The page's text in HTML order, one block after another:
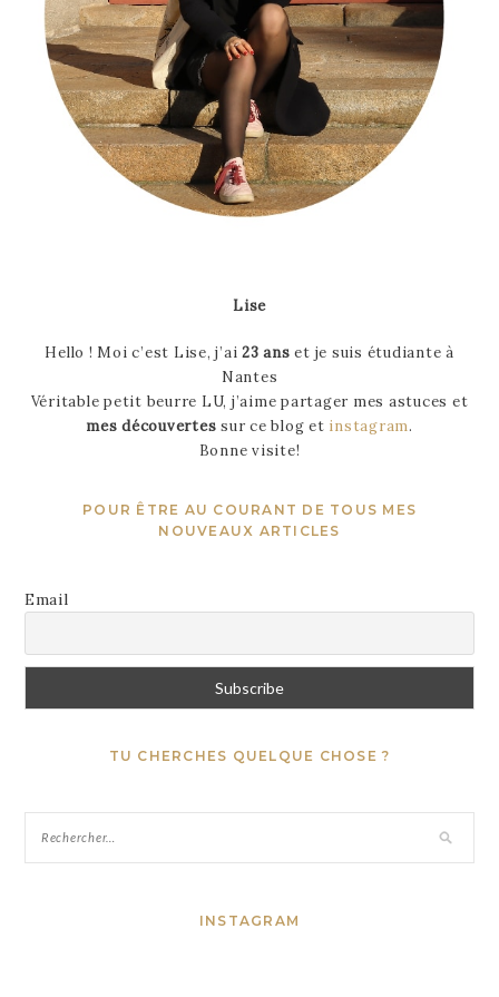
Lise
Hello ! Moi c’est Lise, j’ai 23 anset je suis étudiante à
Nantes
Véritable petit beurre LU, j’aime partager mes astuces et
mes découvertessur ce blog et instagram.
Bonne visite!
POUR ÊTRE AU COURANT DE TOUS MES
NOUVEAUX ARTICLES
Email
TU CHERCHES QUELQUE CHOSE ?
INSTAGRAM